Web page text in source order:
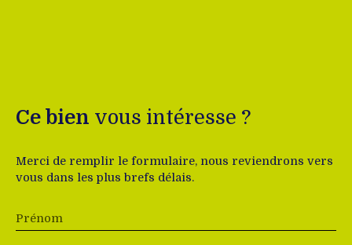
Ce bien vous intéresse ?
Merci de remplir le formulaire, nous reviendrons vers
vous dans les plus brefs délais.
Prénom